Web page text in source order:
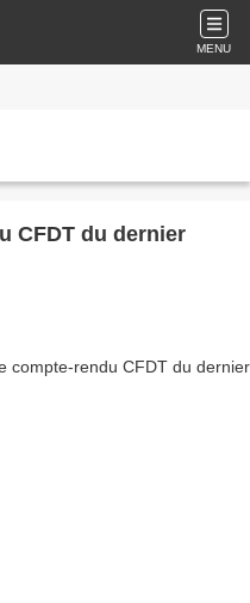
MENU
CFDT du dernier